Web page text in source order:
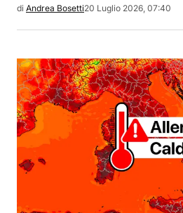
di Andrea Bosetti20 Luglio 2026, 07:40